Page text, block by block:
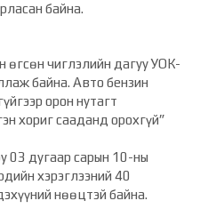
байна.
чиглэлийн дагуу УОК-
байна. Авто бензин
орон нутагт
хориг сааданд орохгүй”
03 дугаар сарын 10-ны
хэрэглээний 40
нөөцтэй байна.